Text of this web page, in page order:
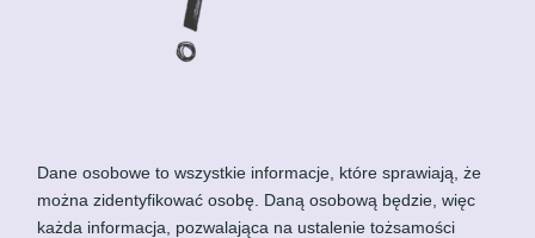
Dane osobowe to wszystkie informacje, które sprawiają, że
można zidentyfikować osobę. Daną osobową będzie, więc
każda informacja, pozwalająca na ustalenie tożsamości